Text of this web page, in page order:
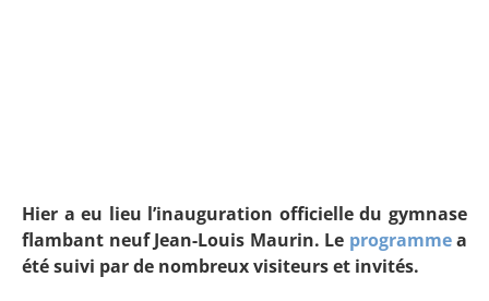
Hier a eu lieu l’inauguration officielle du gymnase
flambant neuf Jean-Louis Maurin. Le programmea
été suivi par de nombreux visiteurs et invités.